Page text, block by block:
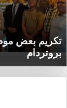
تكريم بعض
بروتردام